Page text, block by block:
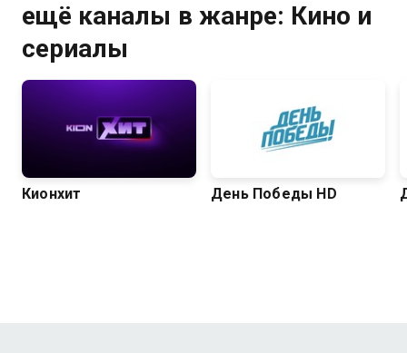
ещё каналы в жанре: Кино и
сериалы
Кионхит День Победы HD